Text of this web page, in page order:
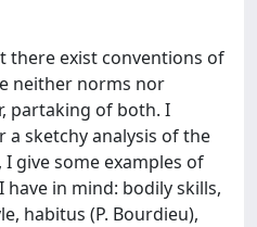
there exist conventions of
neither norms nor
partaking of both. I
a sketchy analysis of the
I give some examples of
in mind: bodily skills,
habitus (P. Bourdieu),